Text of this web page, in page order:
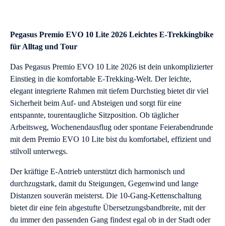
Pegasus Premio EVO 10 Lite 2026 Leichtes E-Trekkingbike
für Alltag und Tour
Das Pegasus Premio EVO 10 Lite 2026 ist dein unkomplizierter
Einstieg in die komfortable E-Trekking-Welt. Der leichte,
elegant integrierte Rahmen mit tiefem Durchstieg bietet dir viel
Sicherheit beim Auf- und Absteigen und sorgt für eine
entspannte, tourentaugliche Sitzposition. Ob täglicher
Arbeitsweg, Wochenendausflug oder spontane Feierabendrunde
mit dem Premio EVO 10 Lite bist du komfortabel, effizient und
stilvoll unterwegs.
Der kräftige E-Antrieb unterstützt dich harmonisch und
durchzugstark, damit du Steigungen, Gegenwind und lange
Distanzen souverän meisterst. Die 10-Gang-Kettenschaltung
bietet dir eine fein abgestufte Übersetzungsbandbreite, mit der
du immer den passenden Gang findest egal ob in der Stadt oder